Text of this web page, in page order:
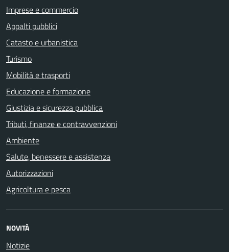
Imprese e commercio
Appalti pubblici
Catasto e urbanistica
Turismo
Mobilità e trasporti
Educazione e formazione
Giustizia e sicurezza pubblica
Tributi, finanze e contravvenzioni
Ambiente
Salute, benessere e assistenza
Autorizzazioni
Agricoltura e pesca
NOVITÀ
Notizie